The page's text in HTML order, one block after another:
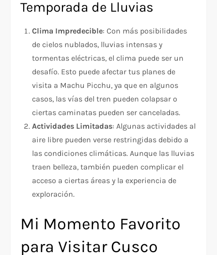
Temporada de Lluvias
Clima Impredecible: Con más posibilidades
de cielos nublados, lluvias intensas y
tormentas eléctricas, el clima puede ser un
desafío. Esto puede afectar tus planes de
visita a Machu Picchu, ya que en algunos
casos, las vías del tren pueden colapsar o
ciertas caminatas pueden ser canceladas.
Actividades Limitadas: Algunas actividades al
aire libre pueden verse restringidas debido a
las condiciones climáticas. Aunque las lluvias
traen belleza, también pueden complicar el
acceso a ciertas áreas y la experiencia de
exploración.
Mi Momento Favorito
para Visitar Cusco